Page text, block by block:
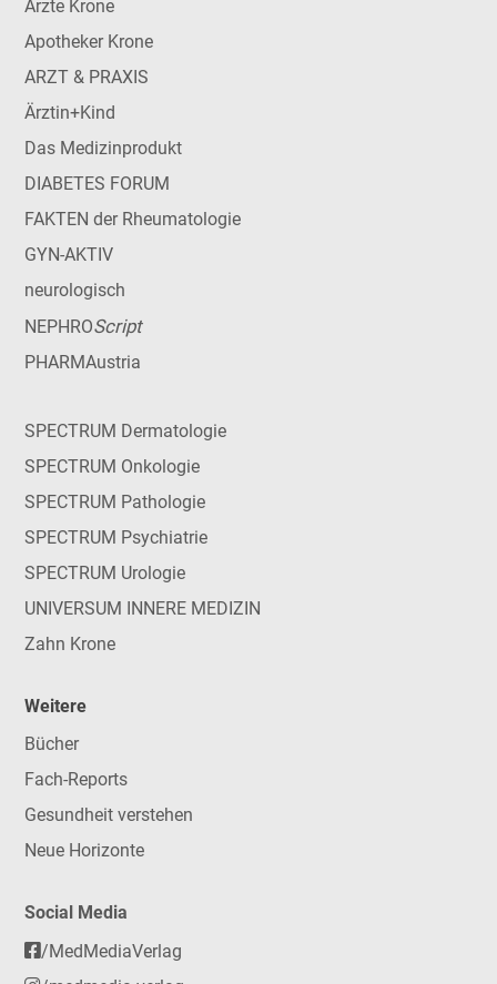
Ärzte Krone
Apotheker Krone
ARZT & PRAXIS
Ärztin+Kind
Das Medizinprodukt
DIABETES FORUM
FAKTEN der Rheumatologie
GYN-AKTIV
neurologisch
NEPHROScript
PHARMAustria
SPECTRUM Dermatologie
SPECTRUM Onkologie
SPECTRUM Pathologie
SPECTRUM Psychiatrie
SPECTRUM Urologie
UNIVERSUM INNERE MEDIZIN
Zahn Krone
Weitere
Bücher
Fach-Reports
Gesundheit verstehen
Neue Horizonte
Social Media
/MedMediaVerlag